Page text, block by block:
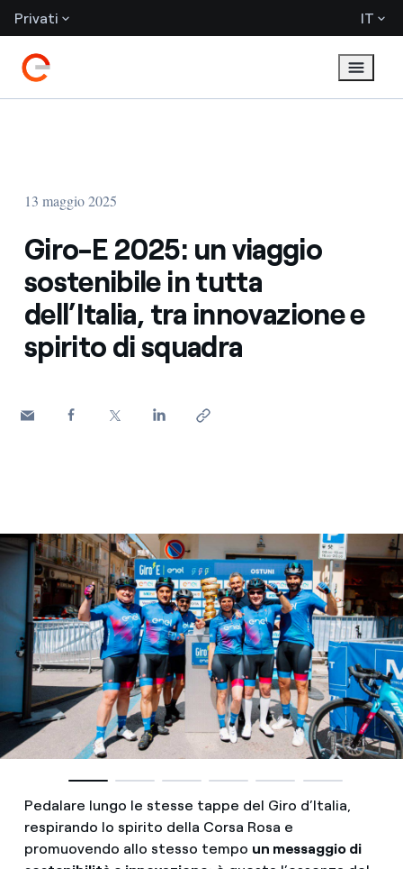
Privati IT
13 maggio 2025
Giro-E 2025: un viaggio
sostenibile in tutta
dell’Italia, tra innovazione e
spirito di squadra
Pedalare lungo le stesse tappe del Giro d’Italia,
respirando lo spirito della Corsa Rosa e
promuovendo allo stesso tempo un messaggio di